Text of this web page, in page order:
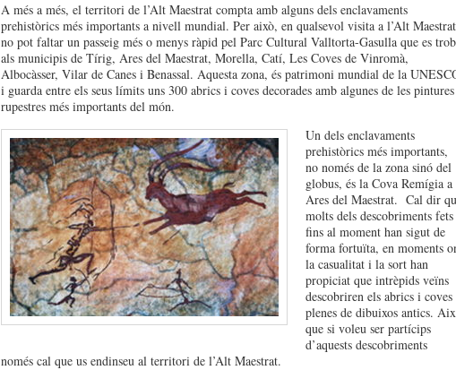
A més a més, el territori de l’Alt Maestrat compta amb alguns dels enclavaments
prehistòrics més importants a nivell mundial. Per això, en qualsevol visita a l’Alt Maestrat
no pot faltar un passeig més o menys ràpid pel Parc Cultural Valltorta-Gasulla que es
als municipis de Tírig, Ares del Maestrat, Morella, Catí, Les Coves de Vinromà,
Albocàsser, Vilar de Canes i Benassal. Aquesta zona, és patrimoni mundial de la
i guarda entre els seus límits uns 300 abrics i coves decorades amb algunes de les pintures
rupestres més importants del món.
Un dels enclavaments
prehistòrics més importants,
no només de la zona sinó del
globus, és la Cova Remígia a
Ares del Maestrat. Cal dir
molts dels descobriments fets
fins al moment han sigut de
forma fortuïta, en moments
la casualitat i la sort han
propiciat que intrèpids veïns
descobriren els abrics i coves
plenes de dibuixos antics.
que si voleu ser partícips
d’aquests descobriments
només cal que us endinseu al territori de l’Alt Maestrat.